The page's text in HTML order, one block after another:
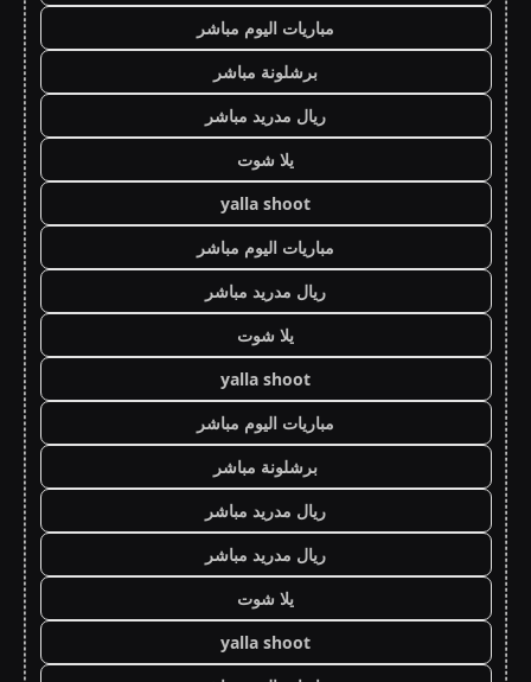
مباريات اليوم مباشر
برشلونة مباشر
ريال مدريد مباشر
يلا شوت
yalla shoot
مباريات اليوم مباشر
ريال مدريد مباشر
يلا شوت
yalla shoot
مباريات اليوم مباشر
برشلونة مباشر
ريال مدريد مباشر
ريال مدريد مباشر
يلا شوت
yalla shoot